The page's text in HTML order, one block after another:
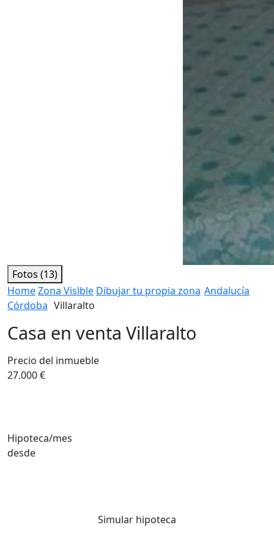
Fotos (13)
HomeZona Vislble Dibujar tu propia zona Andalucía
Córdoba Villaralto
Casa en venta Villaralto
Precio del inmueble
27.000 €
Hipoteca/mes
desde
Simular hipoteca